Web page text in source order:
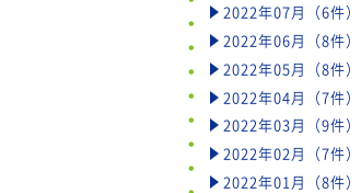
2022年07月（6件）
2022年06月（8件）
2022年05月（8件）
2022年04月（7件）
2022年03月（9件）
2022年02月（7件）
2022年01月（8件）